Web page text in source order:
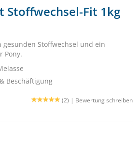
Stoffwechsel-Fit 1kg
gesunden Stoffwechsel und ein
Pony.
Beschäftigung
(2) | Bewertung schreiben